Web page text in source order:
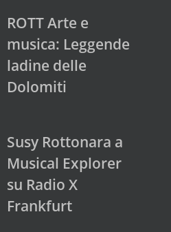
ROTT Arte e
musica: Leggende
ladine delle
Dolomiti
Susy Rottonara a
Musical Explorer
su Radio X
Frankfurt